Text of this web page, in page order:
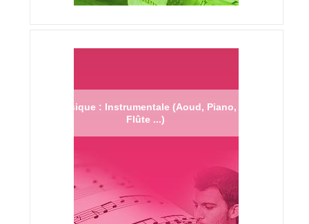
Musique : Instrumentale (Aoud, Piano,
Flûte ...)